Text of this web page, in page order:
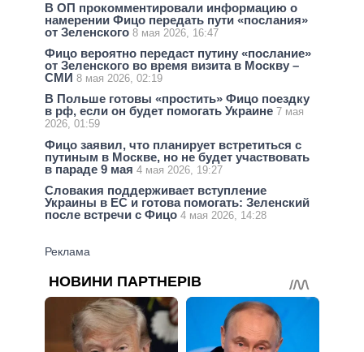
В ОП прокомментировали информацию о
намерении Фицо передать пути «послания»
от Зеленского 8 мая 2026, 16:47
Фицо вероятно передаст путину «послание»
от Зеленского во время визита в Москву –
СМИ 8 мая 2026, 02:19
В Польше готовы «простить» Фицо поездку
в рф, если он будет помогать Украине 7 мая
2026, 01:59
Фицо заявил, что планирует встретиться с
путиным в Москве, но не будет участвовать
в параде 9 мая 4 мая 2026, 19:27
Словакия поддерживает вступление
Украины в ЕС и готова помогать: Зеленский
после встречи с Фицо 4 мая 2026, 14:28